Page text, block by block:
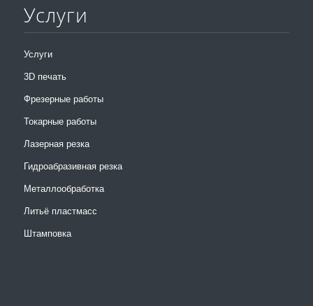
Услуги
Услуги
3D печать
Фрезерные работы
Токарные работы
Лазерная резка
Гидроабразивная резка
Металлообработка
Литьё пластмасс
Штамповка